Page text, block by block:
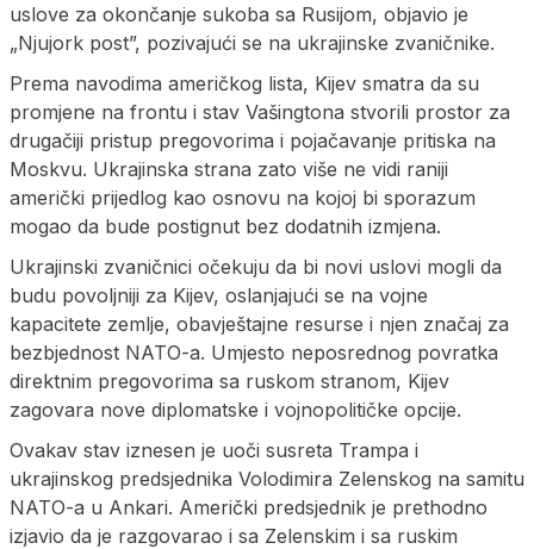
uslove za okončanje sukoba sa Rusijom, objavio je
„Njujork post”, pozivajući se na ukrajinske zvaničnike.
Prema navodima američkog lista, Kijev smatra da su
promjene na frontu i stav Vašingtona stvorili prostor za
drugačiji pristup pregovorima i pojačavanje pritiska na
Moskvu. Ukrajinska strana zato više ne vidi raniji
američki prijedlog kao osnovu na kojoj bi sporazum
mogao da bude postignut bez dodatnih izmjena.
Ukrajinski zvaničnici očekuju da bi novi uslovi mogli da
budu povoljniji za Kijev, oslanjajući se na vojne
kapacitete zemlje, obavještajne resurse i njen značaj za
bezbjednost NATO-a. Umjesto neposrednog povratka
direktnim pregovorima sa ruskom stranom, Kijev
zagovara nove diplomatske i vojnopolitičke opcije.
Ovakav stav iznesen je uoči susreta Trampa i
ukrajinskog predsjednika Volodimira Zelenskog na samitu
NATO-a u Ankari. Američki predsjednik je prethodno
izjavio da je razgovarao i sa Zelenskim i sa ruskim